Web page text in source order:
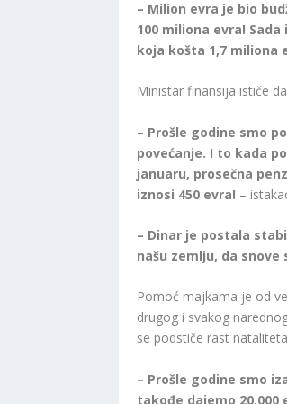
– Milion evra je bio
100 miliona evra!
koja košta 1,7 miliona
Ministar finansija ističe
– Prošle godine smo
povećanje. I to kada
januaru, prosečna
iznosi 450 evra! –
– Dinar je postala
našu zemlju, da
Pomoć majkama je od
drugog i svakog
se podstiče rast
– Prošle godine smo
takođe dajemo